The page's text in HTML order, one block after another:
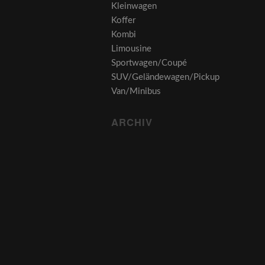
Kleinwagen
Koffer
Kombi
Limousine
Sportwagen/Coupé
SUV/Geländewagen/Pickup
Van/Minibus
ARCHIV